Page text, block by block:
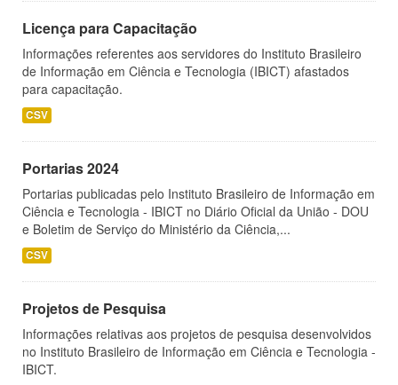
Licença para Capacitação
Informações referentes aos servidores do Instituto Brasileiro
de Informação em Ciência e Tecnologia (IBICT) afastados
para capacitação.
CSV
Portarias 2024
Portarias publicadas pelo Instituto Brasileiro de Informação em
Ciência e Tecnologia - IBICT no Diário Oficial da União - DOU
e Boletim de Serviço do Ministério da Ciência,...
CSV
Projetos de Pesquisa
Informações relativas aos projetos de pesquisa desenvolvidos
no Instituto Brasileiro de Informação em Ciência e Tecnologia -
IBICT.